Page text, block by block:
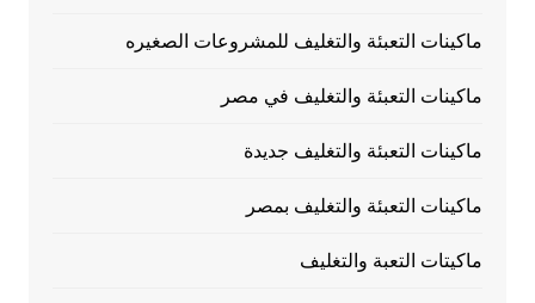
ماكينات التعبئة والتغليف للمشروعات الصغيره
ماكينات التعبئة والتغليف في مصر
ماكينات التعبئة والتغليف جديدة
ماكينات التعبئة والتغليف بمصر
ماكيتات التعبة والتغليف